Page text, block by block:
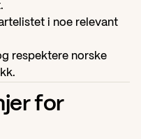
i noe relevant
respektere norske
for